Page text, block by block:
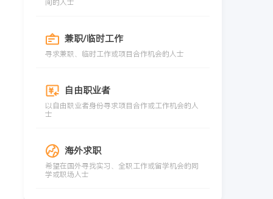
间的人士
兼职/临时工作
寻求兼职、临时工作或项目合作机会的人士
自由职业者
以自由职业者身份寻求项目合作或工作机会的人
士
海外求职
希望在国外寻找实习、全职工作或留学机会的同
学或职场人士